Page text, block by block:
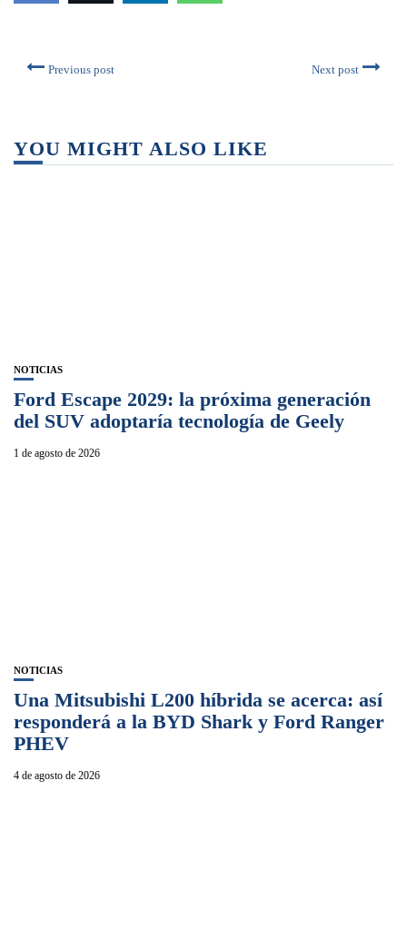
Previous post Next post
YOU MIGHT ALSO LIKE
NOTICIAS
Ford Escape 2029: la próxima generación
del SUV adoptaría tecnología de Geely
1 de agosto de 2026
NOTICIAS
Una Mitsubishi L200 híbrida se acerca: así
responderá a la BYD Shark y Ford Ranger
PHEV
4 de agosto de 2026